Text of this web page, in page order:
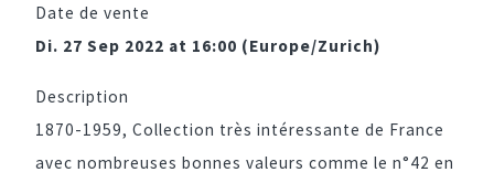
Date de vente
Di. 27 Sep 2022 at 16:00 (Europe/Zurich)
Description
1870-1959, Collection très intéressante de France
avec nombreuses bonnes valeurs comme le n°42 en